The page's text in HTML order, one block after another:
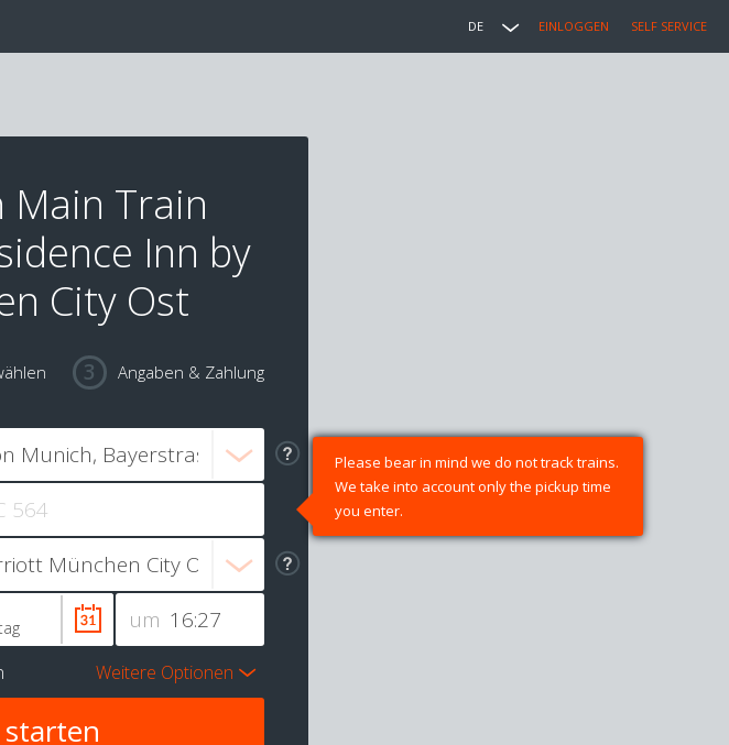
DE EINLOGGEN SELF SERVICE
Main Train
Inn by
City Ost
Angaben & Zahlung
Please bear in mind we do not track trains.
We take into account only the pickup time
you enter.
um
Weitere Optionen